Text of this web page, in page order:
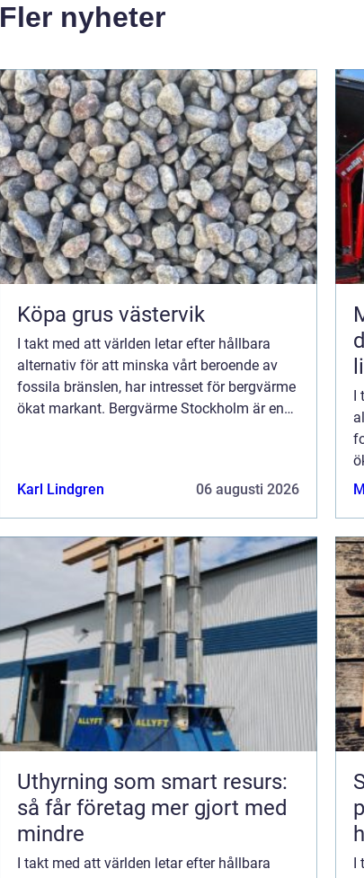
Fler nyheter
Köpa grus västervik
I takt med att världen letar efter hållbara
alternativ för att minska vårt beroende av
fossila bränslen, har intresset för bergvärme
ökat markant. Bergvärme Stockholm är en
Karl Lindgren 06 augusti 2026
Uthyrning som smart resurs:
så får företag mer gjort med
mindre
I takt med att världen letar efter hållbara